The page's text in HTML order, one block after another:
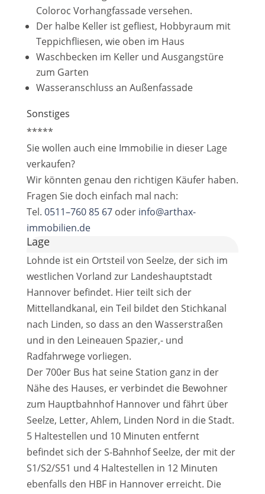
Coloroc Vorhangfassade versehen.
Der halbe Keller ist gefliest, Hobbyraum mit
Teppichfliesen, wie oben im Haus
Waschbecken im Keller und Ausgangstüre
zum Garten
Wasseranschluss an Außenfassade
Sonstiges
*****
Sie wollen auch eine Immobilie in dieser Lage
verkaufen?
Wir könnten genau den richtigen Käufer haben.
Fragen Sie doch einfach mal nach:
Tel. 0511–760 85 67oder info@arthax-
immobilien.de
Lage
Lohnde ist ein Ortsteil von Seelze, der sich im
westlichen Vorland zur Landeshauptstadt
Hannover befindet. Hier teilt sich der
Mittellandkanal, ein Teil bildet den Stichkanal
nach Linden, so dass an den Wasserstraßen
und in den Leineauen Spazier,- und
Radfahrwege vorliegen.
Der 700er Bus hat seine Station ganz in der
Nähe des Hauses, er verbindet die Bewohner
zum Hauptbahnhof Hannover und fährt über
Seelze, Letter, Ahlem, Linden Nord in die Stadt.
5 Haltestellen und 10 Minuten entfernt
befindet sich der S-Bahnhof Seelze, der mit der
S1/S2/S51 und 4 Haltestellen in 12 Minuten
ebenfalls den HBF in Hannover erreicht. Die